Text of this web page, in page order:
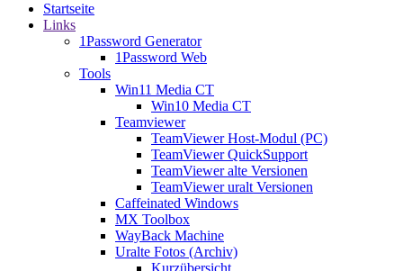
Startseite
Links
1Password Generator
1Password Web
Tools
Win11 Media CT
Win10 Media CT
Teamviewer
TeamViewer Host-Modul (PC)
TeamViewer QuickSupport
TeamViewer alte Versionen
TeamViewer uralt Versionen
Caffeinated Windows
MX Toolbox
WayBack Machine
Uralte Fotos (Archiv)
Kurzübersicht